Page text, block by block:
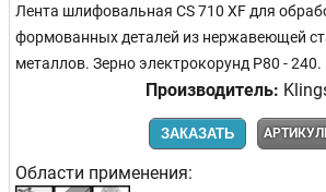
Лента шлифовальная CS 710 XF для
формованных деталей из нержавеющей
металлов. Зерно электрокорунд Р80 - 240.
Производитель:
ЗАКАЗАТЬ
Области применения: